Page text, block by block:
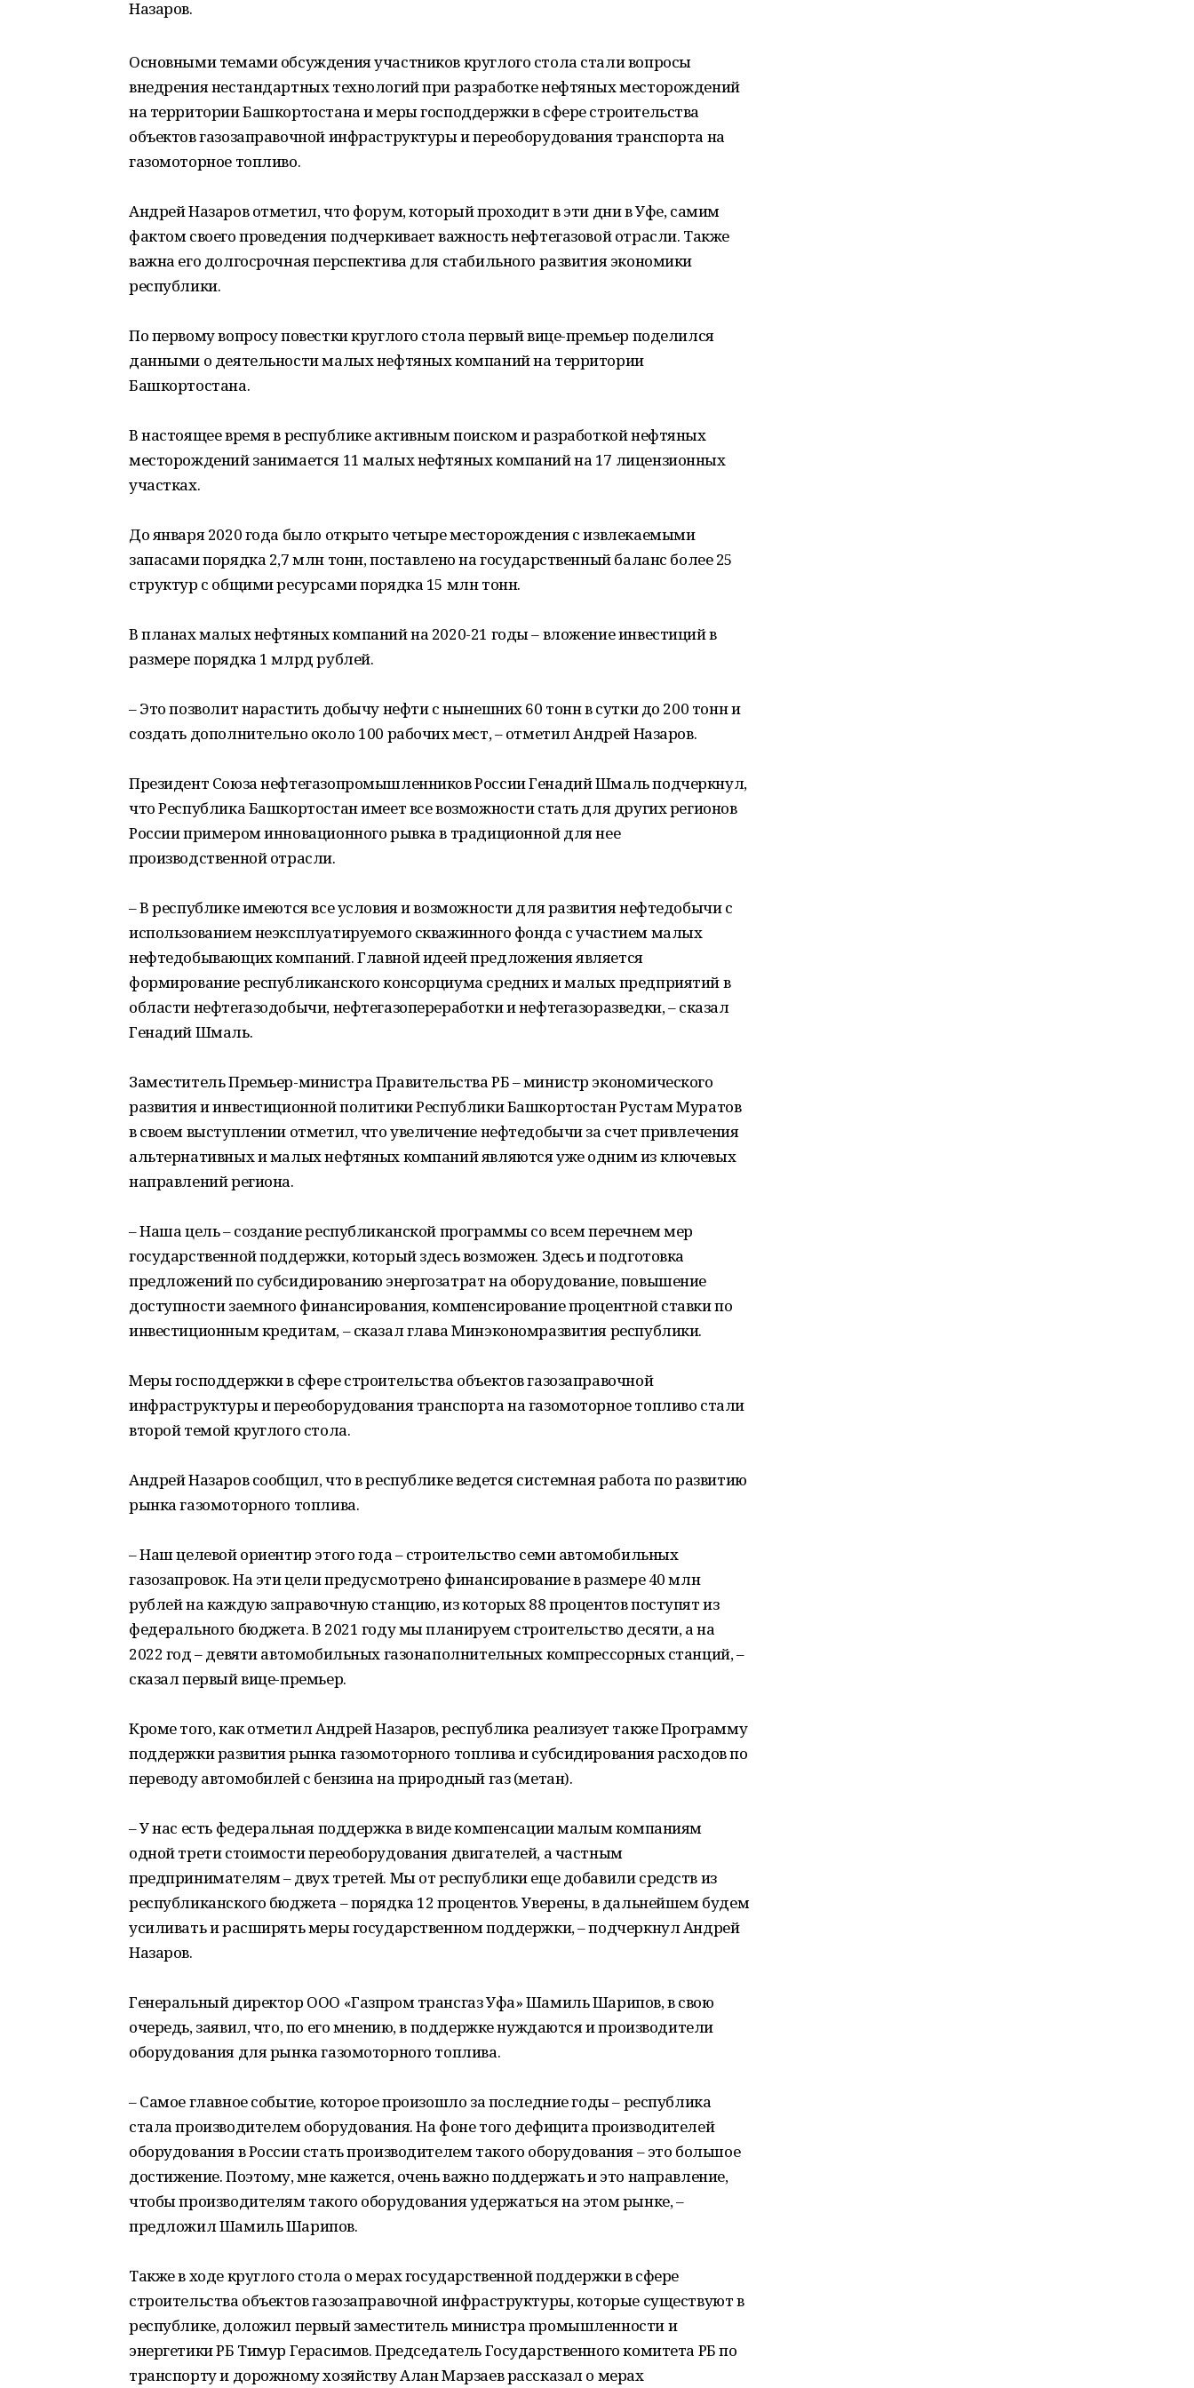
Назаров.
Основными темами обсуждения участников круглого стола стали вопросы
внедрения нестандартных технологий при разработке нефтяных месторождений
на территории Башкортостана и меры господдержки в сфере строительства
объектов газозаправочной инфраструктуры и переоборудования транспорта на
газомоторное топливо.
Андрей Назаров отметил, что форум, который проходит в эти дни в Уфе, самим
фактом своего проведения подчеркивает важность нефтегазовой отрасли. Также
важна его долгосрочная перспектива для стабильного развития экономики
республики.
По первому вопросу повестки круглого стола первый вице-премьер поделился
данными о деятельности малых нефтяных компаний на территории
Башкортостана.
В настоящее время в республике активным поиском и разработкой нефтяных
месторождений занимается 11 малых нефтяных компаний на 17 лицензионных
участках.
До января 2020 года было открыто четыре месторождения с извлекаемыми
запасами порядка 2,7 млн тонн, поставлено на государственный баланс более 25
структур с общими ресурсами порядка 15 млн тонн.
В планах малых нефтяных компаний на 2020-21 годы – вложение инвестиций в
размере порядка 1 млрд рублей.
– Это позволит нарастить добычу нефти с нынешних 60 тонн в сутки до 200 тонн и
создать дополнительно около 100 рабочих мест, – отметил Андрей Назаров.
Президент Союза нефтегазопромышленников России Генадий Шмаль подчеркнул,
что Республика Башкортостан имеет все возможности стать для других регионов
России примером инновационного рывка в традиционной для нее
производственной отрасли.
– В республике имеются все условия и возможности для развития нефтедобычи с
использованием неэксплуатируемого скважинного фонда с участием малых
нефтедобывающих компаний. Главной идеей предложения является
формирование республиканского консорциума средних и малых предприятий в
области нефтегазодобычи, нефтегазопереработки и нефтегазоразведки, – сказал
Генадий Шмаль.
Заместитель Премьер-министра Правительства РБ – министр экономического
развития и инвестиционной политики Республики Башкортостан Рустам Муратов
в своем выступлении отметил, что увеличение нефтедобычи за счет привлечения
альтернативных и малых нефтяных компаний являются уже одним из ключевых
направлений региона.
– Наша цель – создание республиканской программы со всем перечнем мер
государственной поддержки, который здесь возможен. Здесь и подготовка
предложений по субсидированию энергозатрат на оборудование, повышение
доступности заемного финансирования, компенсирование процентной ставки по
инвестиционным кредитам, – сказал глава Минэкономразвития республики.
Меры господдержки в сфере строительства объектов газозаправочной
инфраструктуры и переоборудования транспорта на газомоторное топливо стали
второй темой круглого стола.
Андрей Назаров сообщил, что в республике ведется системная работа по развитию
рынка газомоторного топлива.
– Наш целевой ориентир этого года – строительство семи автомобильных
газозапровок. На эти цели предусмотрено финансирование в размере 40 млн
рублей на каждую заправочную станцию, из которых 88 процентов поступят из
федерального бюджета. В 2021 году мы планируем строительство десяти, а на
2022 год – девяти автомобильных газонаполнительных компрессорных станций, –
сказал первый вице-премьер.
Кроме того, как отметил Андрей Назаров, республика реализует также Программу
поддержки развития рынка газомоторного топлива и субсидирования расходов по
переводу автомобилей с бензина на природный газ (метан).
– У нас есть федеральная поддержка в виде компенсации малым компаниям
одной трети стоимости переоборудования двигателей, а частным
предпринимателям – двух третей. Мы от республики еще добавили средств из
республиканского бюджета – порядка 12 процентов. Уверены, в дальнейшем будем
усиливать и расширять меры государственном поддержки, – подчеркнул Андрей
Назаров.
Генеральный директор ООО «Газпром трансгаз Уфа» Шамиль Шарипов, в свою
очередь, заявил, что, по его мнению, в поддержке нуждаются и производители
оборудования для рынка газомоторного топлива.
– Самое главное событие, которое произошло за последние годы – республика
стала производителем оборудования. На фоне того дефицита производителей
оборудования в России стать производителем такого оборудования – это большое
достижение. Поэтому, мне кажется, очень важно поддержать и это направление,
чтобы производителям такого оборудования удержаться на этом рынке, –
предложил Шамиль Шарипов.
Также в ходе круглого стола о мерах государственной поддержки в сфере
строительства объектов газозаправочной инфраструктуры, которые существуют в
республике, доложил первый заместитель министра промышленности и
энергетики РБ Тимур Герасимов. Председатель Государственного комитета РБ по
транспорту и дорожному хозяйству Алан Марзаев рассказал о мерах